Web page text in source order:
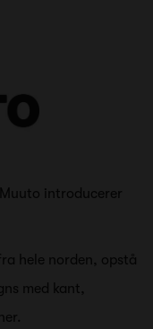
introducerer
hele norden, opstå
med kant,